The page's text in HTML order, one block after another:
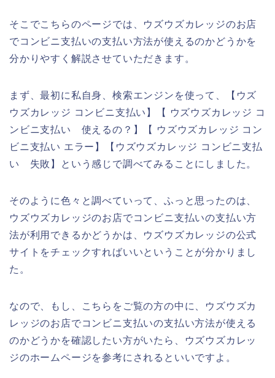
そこでこちらのページでは、ウズウズカレッジのお店
でコンビニ支払いの支払い方法が使えるのかどうかを
分かりやすく解説させていただきます。
まず、最初に私自身、検索エンジンを使って、【ウズ
ウズカレッジ コンビニ支払い】【 ウズウズカレッジ コ
ンビニ支払い 使えるの？】【 ウズウズカレッジ コン
ビニ支払い エラー】【ウズウズカレッジ コンビニ支払
い 失敗】という感じで調べてみることにしました。
そのように色々と調べていって、ふっと思ったのは、
ウズウズカレッジのお店でコンビニ支払いの支払い方
法が利用できるかどうかは、ウズウズカレッジの公式
サイトをチェックすればいいということが分かりまし
た。
なので、もし、こちらをご覧の方の中に、ウズウズカ
レッジのお店でコンビニ支払いの支払い方法が使える
のかどうかを確認したい方がいたら、ウズウズカレッ
ジのホームページを参考にされるといいですよ。